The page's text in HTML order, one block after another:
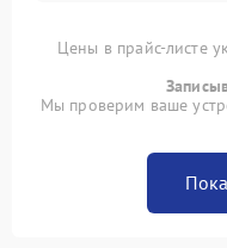
Цены в прайс-листе
Мы проверим ваше